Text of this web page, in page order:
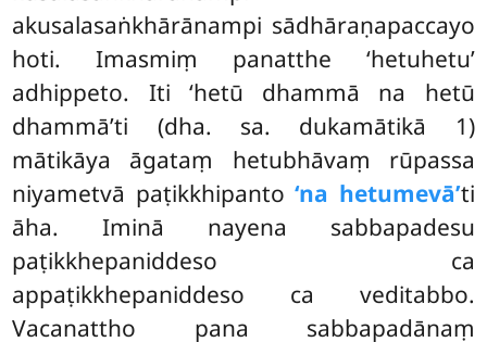
akusalasaṅkhārānampi sādhāraṇapaccayo
hoti. Imasmiṃ panatthe ‘hetuhetu’
adhippeto. Iti ‘hetū dhammā na hetū
dhammā’ti (dha. sa. dukamātikā 1)
mātikāya āgataṃ hetubhāvaṃ rūpassa
niyametvā paṭikkhipanto‘na hetumevā’ti
āha. Iminā nayena sabbapadesu
paṭikkhepaniddeso ca
appaṭikkhepaniddeso ca veditabbo.
Vacanattho pana sabbapadānaṃ